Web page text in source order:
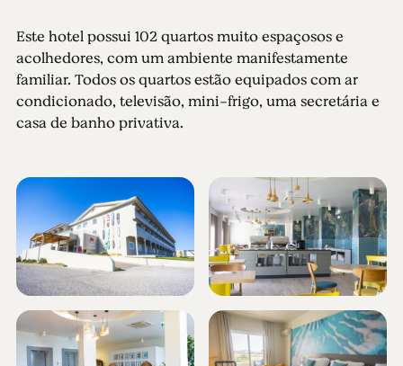
Este hotel possui 102 quartos muito espaçosos e
acolhedores, com um ambiente manifestamente
familiar. Todos os quartos estão equipados com ar
condicionado, televisão, mini-frigo, uma secretária e
casa de banho privativa.